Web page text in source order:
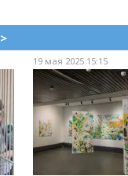
>
19 мая 2025 15:15